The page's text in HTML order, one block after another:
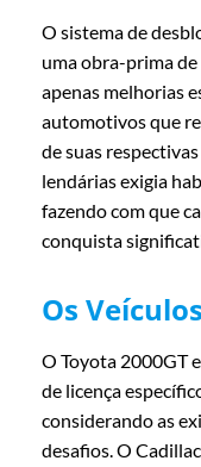
O sistema de
uma obra-prima
apenas melhorias
automotivos que
de suas
lendárias exigia
fazendo com que
conquista
Os
O Toyota 2000GT
de licença
considerando as
desafios. O